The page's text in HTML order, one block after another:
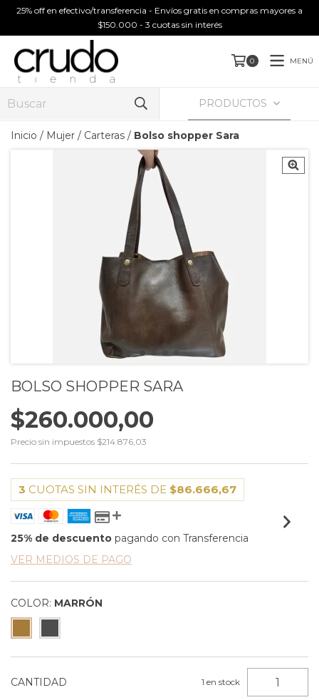
25% off en efectivo/transferencia - Envíos gratis en compras mayores a
$150.000 - 3 cuotas sin interés
0 MENÚ
PRODUCTOS
Inicio / Mujer / Carteras / Bolso shopper Sara
BOLSO SHOPPER SARA
$260.000,00
Precio sin impuestos $214.876,03
3 CUOTAS SIN INTERÉS DE $86.666,67
25% de descuento pagando con Transferencia
VER MEDIOS DE PAGO
COLOR: MARRÓN
CANTIDAD 1 en stock